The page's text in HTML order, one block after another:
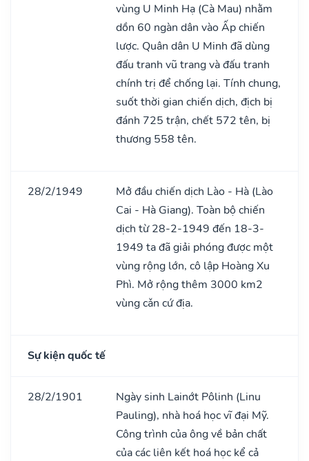
vùng U Minh Hạ (Cà Mau) nhằm
dồn 60 ngàn dân vào Ấp chiến
lược. Quân dân U Minh đã dùng
đấu tranh vũ trang và đấu tranh
chính trị để chống lại. Tính chung,
suốt thời gian chiến dịch, địch bị
đánh 725 trận, chết 572 tên, bị
thương 558 tên.
28/2/1949
Mở đầu chiến dịch Lào - Hà (Lào
Cai - Hà Giang). Toàn bộ chiến
dịch từ 28-2-1949 đến 18-3-
1949 ta đã giải phóng được một
vùng rộng lớn, cô lập Hoàng Xu
Phì. Mở rộng thêm 3000 km2
vùng cǎn cứ địa.
Sự kiện quốc tế
28/2/1901
Ngày sinh Lainớt Pôlinh (Linu
Pauling), nhà hoá học vĩ đại Mỹ.
Công trình của ông về bản chất
của các liên kết hoá học kể cả